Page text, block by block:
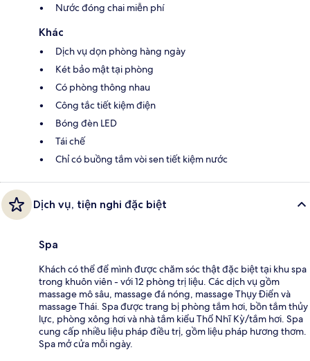
Nước đóng chai miễn phí
Khác
Dịch vụ dọn phòng hàng ngày
Két bảo mật tại phòng
Có phòng thông nhau
Công tắc tiết kiệm điện
Bóng đèn LED
Tái chế
Chỉ có buồng tắm vòi sen tiết kiệm nước
Dịch vụ, tiện nghi đặc biệt
Spa
Khách có thể để mình được chăm sóc thật đặc biệt tại khu spa
trong khuôn viên - với 12 phòng trị liệu. Các dịch vụ gồm
massage mô sâu, massage đá nóng, massage Thụy Điển và
massage Thái. Spa được trang bị phòng tắm hơi, bồn tắm thủy
lực, phòng xông hơi và nhà tắm kiểu Thổ Nhĩ Kỳ/tắm hơi. Spa
cung cấp nhiều liệu pháp điều trị, gồm liệu pháp hương thơm.
Spa mở cửa mỗi ngày.